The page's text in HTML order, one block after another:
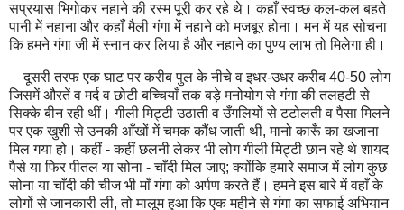
सप्रयास भिगोकर नहाने की रस्म पूरी कर रहे थे। कहाँ स्वच्छ कल-कल बहते
पानी में नहाना और कहाँ मैली गंगा में नहाने को मजबूर होना। मन में यह सोचना
कि हमने गंगा जी में स्नान कर लिया है और नहाने का पुण्य लाभ तो मिलेगा ही।
दूसरी तरफ एक घाट पर करीब पुल के नीचे व इधर-उधर करीब 40-50 लोग
जिसमें औरतें व मर्द व छोटी बच्चियाँ तक बड़े मनोयोग से गंगा की तलहटी से
सिक्के बीन रही थीं। गीली मिट्टी उठाती व उँगलियों से टटोलती व पैसा मिलने
पर एक खुशी से उनकी आँखों में चमक कौंध जाती थी,मानो कारूँ का खजाना
मिल गया हो। कहीं - कहीं छलनी लेकर भी लोग गीली मिट्टी छान रहे थे शायद
पैसे या फिर पीतल या सोना - चाँदी मिल जाए;क्योंकि हमारे समाज में लोग कुछ
सोना या चाँदी की चीज भी माँ गंगा को अर्पण करते हैं। हमने इस बारे में वहाँ के
लोगों से जानकारी ली, तो मालूम हुआ कि एक महीने से गंगा का सफाई अभियान